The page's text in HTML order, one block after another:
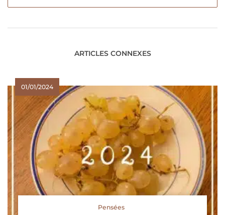
ARTICLES CONNEXES
01/01/2024
Pensées